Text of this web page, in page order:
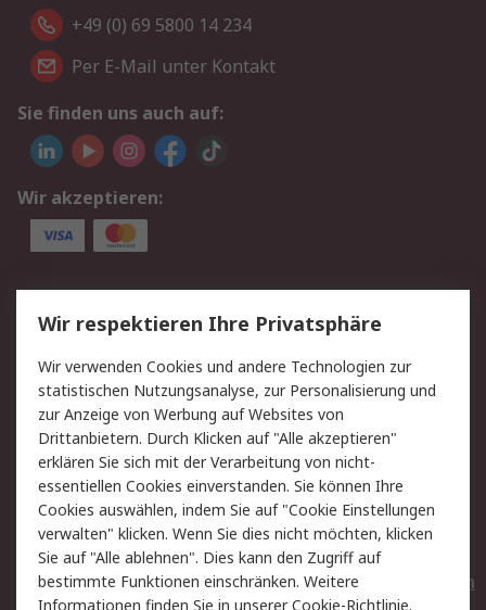
+49 (0) 69 5800 14 234
Per E-Mail unter Kontakt
Sie finden uns auch auf:
Wir akzeptieren:
Service
Value Added Services
Lieferlösungen
Rücksendungen
Kontakt
Hilfe
Privatkunden
Rechtliches
AGB
Datenschutz
Cookie-Richtlinie
Zahlungsbedingungen
Copyright/Impressum
Entsorgung
Elektrogeräte/Batterien
Wir respektieren Ihre Privatsphäre
Wir verwenden Cookies und andere Technologien zur
statistischen Nutzungsanalyse, zur Personalisierung und
zur Anzeige von Werbung auf Websites von
Drittanbietern. Durch Klicken auf "Alle akzeptieren"
erklären Sie sich mit der Verarbeitung von nicht-
essentiellen Cookies einverstanden. Sie können Ihre
Cookies auswählen, indem Sie auf "Cookie Einstellungen
verwalten" klicken. Wenn Sie dies nicht möchten, klicken
Sie auf "Alle ablehnen". Dies kann den Zugriff auf
bestimmte Funktionen einschränken. Weitere
Informationen finden Sie in unsererCookie-Richtlinie.